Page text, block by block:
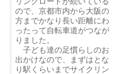
ので、京都市内から大阪の
方までかなり長い距離にわ
ったって自転車道がつなが
りました。
子ども達の足慣らしのお
出かけなので、まずはとな
り駅くらいまでサイクリン